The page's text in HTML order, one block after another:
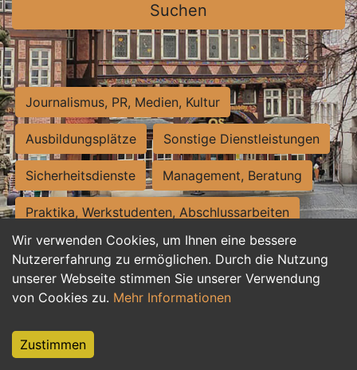
Wir verwenden Cookies, um Ihnen eine bessere
Nutzererfahrung zu ermöglichen. Durch die Nutzung
unserer Webseite stimmen Sie unserer Verwendung
von Cookies zu. Mehr Informationen
Zustimmen
Suchen
Journalismus, PR, Medien, Kultur
Ausbildungsplätze Sonstige Dienstleistungen
Sicherheitsdienste Management, Beratung
Praktika, Werkstudenten, Abschlussarbeiten
Personalwesen Assistenz, Sekretariat
Hilfskräfte, Aushilfs- und Nebenjobs
Weiterbildung, Studium, duale Ausbildung